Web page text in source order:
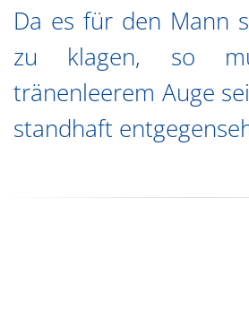
Da es für den Mann
zu klagen, so
tränenleerem Auge
standhaft